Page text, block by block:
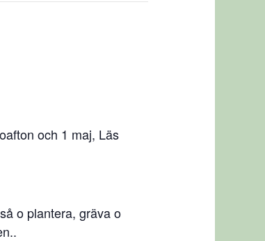
och 1 maj, Läs
o plantera, gräva o